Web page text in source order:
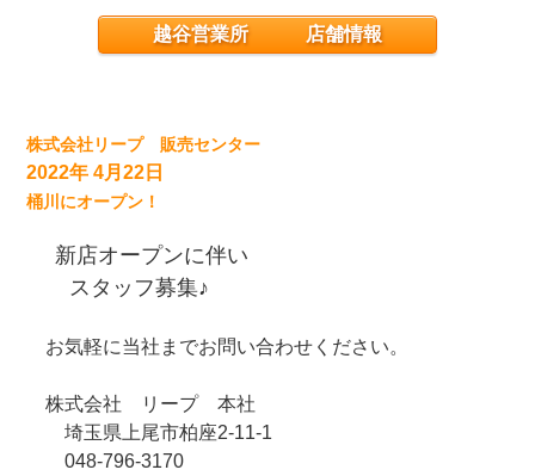
越谷営業所 店舗情報
株式会社リープ 販売センター
2022年 4月22日
桶川にオープン！
新店オープンに伴い
スタッフ募集♪
お気軽に当社までお問い合わせください。
株式会社 リープ 本社
埼玉県上尾市柏座2-11-1
048-796-3170